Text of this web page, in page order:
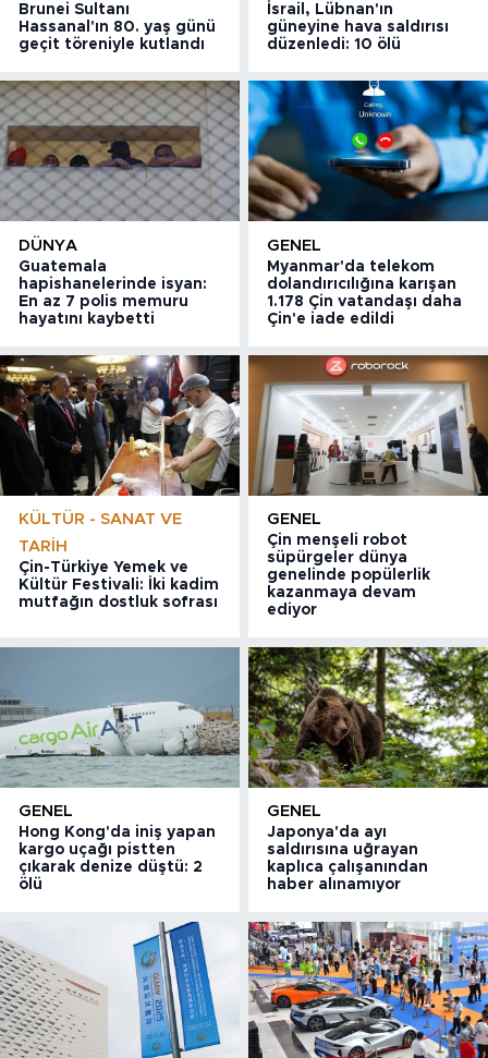
Brunei Sultanı
Hassanal'ın 80. yaş günü
geçit töreniyle kutlandı
İsrail, Lübnan'ın
güneyine hava saldırısı
düzenledi: 10 ölü
DÜNYA
Guatemala
hapishanelerinde isyan:
En az 7 polis memuru
hayatını kaybetti
GENEL
Myanmar'da telekom
dolandırıcılığına karışan
1.178 Çin vatandaşı daha
Çin'e iade edildi
KÜLTÜR - SANAT VE
TARIH
Çin-Türkiye Yemek ve
Kültür Festivali: İki kadim
mutfağın dostluk sofrası
GENEL
Çin menşeli robot
süpürgeler dünya
genelinde popülerlik
kazanmaya devam
ediyor
GENEL
Hong Kong'da iniş yapan
kargo uçağı pistten
çıkarak denize düştü: 2
ölü
GENEL
Japonya'da ayı
saldırısına uğrayan
kaplıca çalışanından
haber alınamıyor